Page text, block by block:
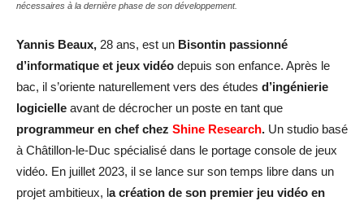
nécessaires à la dernière phase de son développement.
Yannis Beaux, 28 ans, est un Bisontin passionné
d’informatique et jeux vidéo depuis son enfance. Après le
bac, il s’oriente naturellement vers des études d’ingénierie
logicielle avant de décrocher un poste en tant que
programmeur en chef chez Shine Research. Un studio basé
à Châtillon-le-Duc spécialisé dans le portage console de jeux
vidéo. En juillet 2023, il se lance sur son temps libre dans un
projet ambitieux, la création de son premier jeu vidéo en